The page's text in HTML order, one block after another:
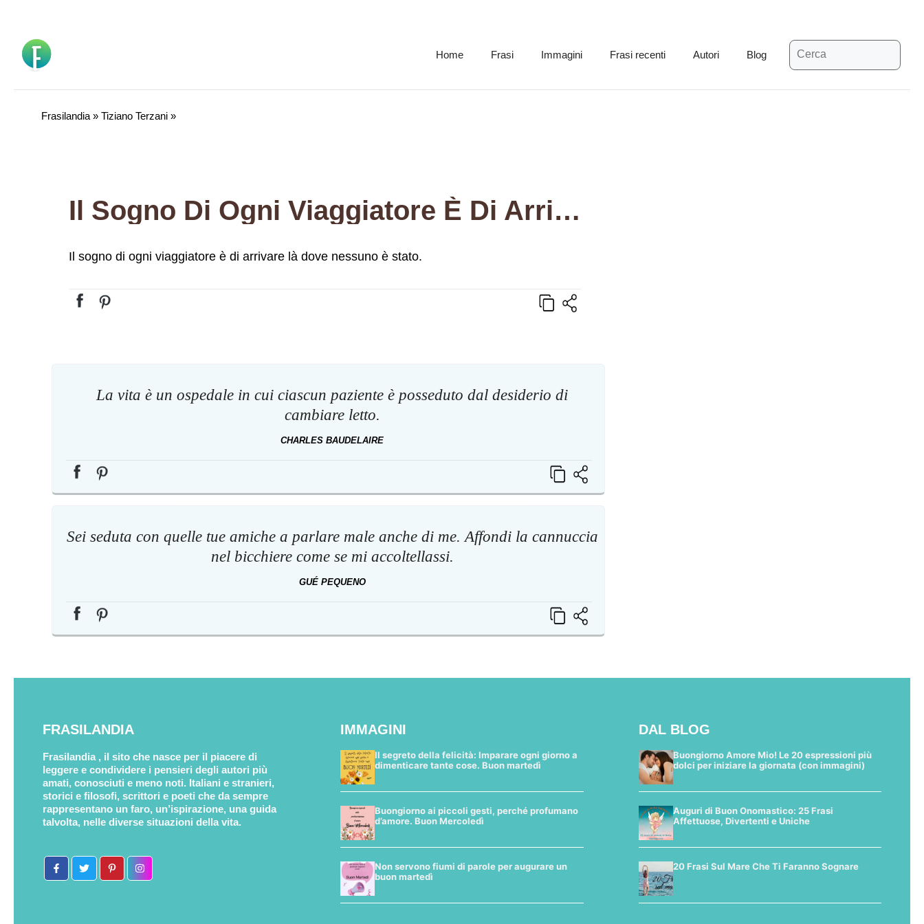
contenuto
Home Frasi Immagini Frasi recenti Autori Blog
Ricerca
per:
Frasilandia »Tiziano Terzani »
Il Sogno Di Ogni Viaggiatore È Di Arrivare Là Dove Nessuno È Stato.
Il sogno di ogni viaggiatore è di arrivare là dove nessuno è stato.
La vita è un ospedale in cui ciascun paziente è posseduto dal desiderio di
cambiare letto.
CHARLES BAUDELAIRE
Sei seduta con quelle tue amiche a parlare male anche di me. Affondi la cannuccia
nel bicchiere come se mi accoltellassi.
GUÉ PEQUENO
FRASILANDIA
Frasilandia , il sito che nasce per il piacere di
leggere e condividere i pensieri degli autori più
amati, conosciuti e meno noti. Italiani e stranieri,
storici e filosofi, scrittori e poeti che da sempre
rappresentano un faro, un’ispirazione, una guida
talvolta, nelle diverse situazioni della vita.
IMMAGINI
Il segreto della felicità: Imparare ogni giorno a
dimenticare tante cose. Buon martedì
Buongiorno ai piccoli gesti, perché profumano
d’amore. Buon Mercoledì
Non servono fiumi di parole per augurare un
buon martedì
DAL BLOG
Buongiorno Amore Mio! Le 20 espressioni più
dolci per iniziare la giornata (con immagini)
Auguri di Buon Onomastico: 25 Frasi
Affettuose, Divertenti e Uniche
20 Frasi Sul Mare Che Ti Faranno Sognare